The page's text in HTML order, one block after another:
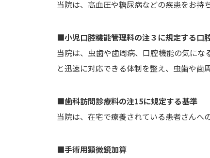
当院は、高血圧や糖尿病などの疾患をお持
■小児口腔機能管理料の注３に規定する口
当院は、虫歯や歯周病、口腔機能の気に
と迅速に対応できる体制を整え、虫歯や歯
■歯科訪問診療料の注15に規定する基準
当院は、在宅で療養されている患者さんへ
■手術用顕微鏡加算